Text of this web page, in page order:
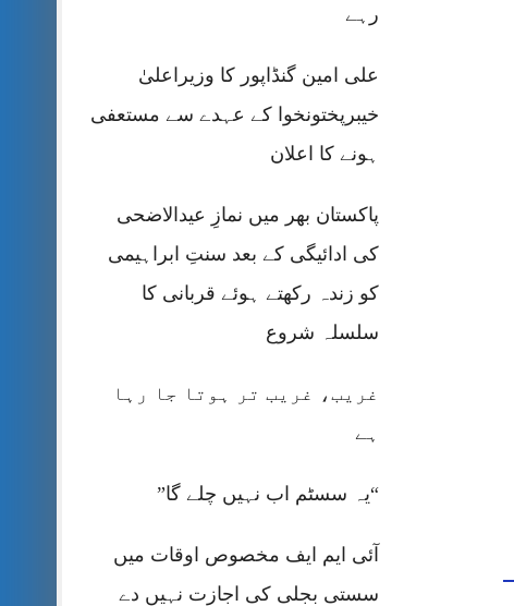
رہے
علی امین گنڈاپور کا وزیراعلیٰ
خیبرپختونخوا کے عہدے سے مستعفی
ہونے کا اعلان
پاکستان بھر میں نمازِ عیدالاضحی
کی ادائیگی کے بعد سنتِ ابراہیمی
کو زندہ رکھتے ہوئے قربانی کا
سلسلہ شروع
غریب، غریب تر ہوتا جا رہا
ہے
“یہ سسٹم اب نہیں چلے گا”
آئی ایم ایف مخصوص اوقات میں
سستی بجلی کی اجازت نہیں دے